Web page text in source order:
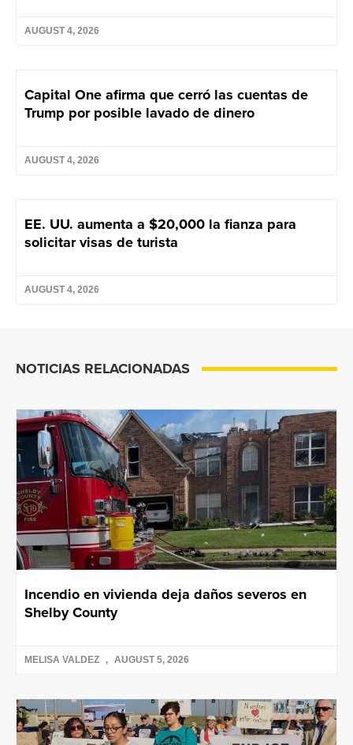
AUGUST 4, 2026
Capital One afirma que cerró las cuentas de
Trump por posible lavado de dinero
AUGUST 4, 2026
EE. UU. aumenta a $20,000 la fianza para
solicitar visas de turista
AUGUST 4, 2026
NOTICIAS RELACIONADAS
Incendio en vivienda deja daños severos en
Shelby County
MELISA VALDEZ AUGUST 5, 2026